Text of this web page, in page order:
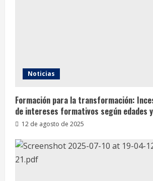
Noticias
Formación para la transformación:
de intereses formativos según edades
12 de agosto de 2025